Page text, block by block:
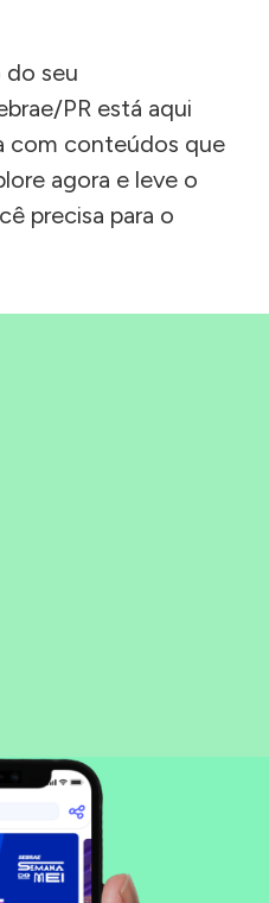
seu
PR está aqui
com conteúdos que
agora e leve o
precisa para o